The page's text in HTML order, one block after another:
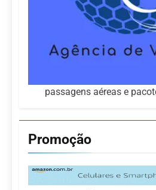
passagens aéreas e
Promoção